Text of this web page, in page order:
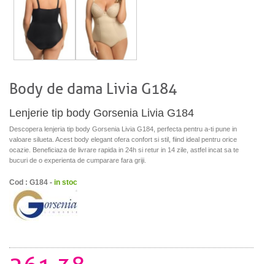
Body de dama Livia G184
Lenjerie tip body Gorsenia Livia G184
Descopera lenjeria tip body Gorsenia Livia G184, perfecta pentru a-ti pune in
valoare silueta. Acest body elegant ofera confort si stil, fiind ideal pentru orice
ocazie. Beneficiaza de livrare rapida in 24h si retur in 14 zile, astfel incat sa te
bucuri de o experienta de cumparare fara griji.
Cod : G184 - in stoc